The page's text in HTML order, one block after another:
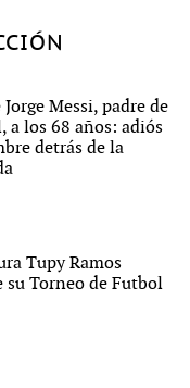
Messi, padre de
a los 68 años: adiós
detrás de la
Tupy Ramos
su Torneo de Futbol